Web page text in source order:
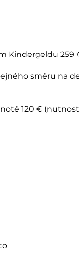
Kindergeldu 259
směru na
120 €